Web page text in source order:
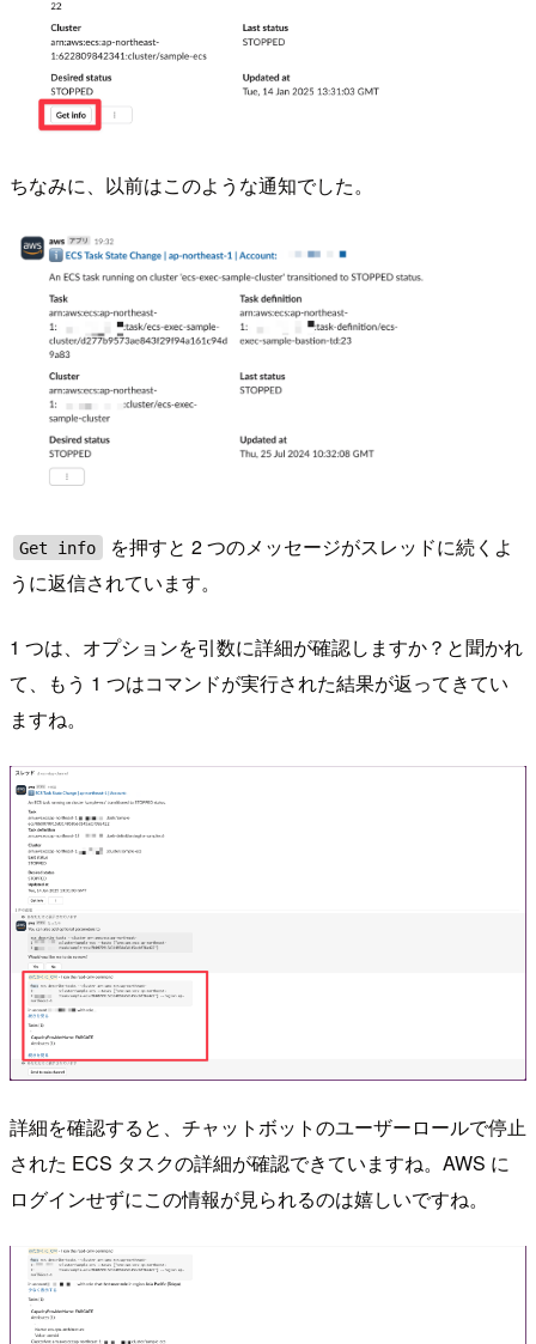
ちなみに、以前はこのような通知でした。
Get info
を押すと 2 つのメッセージがスレッドに続くよ
うに返信されています。
1 つは、オプションを引数に詳細が確認しますか？と聞かれ
て、もう 1 つはコマンドが実行された結果が返ってきてい
ますね。
詳細を確認すると、チャットボットのユーザーロールで停止
された ECS タスクの詳細が確認できていますね。AWS に
ログインせずにこの情報が見られるのは嬉しいですね。